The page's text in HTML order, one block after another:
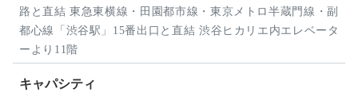
路と直結 東急東横線・田園都市線・東京メトロ半蔵門線・副
都心線「渋谷駅」15番出口と直結 渋谷ヒカリエ内エレベータ
ーより11階
キャパシティ